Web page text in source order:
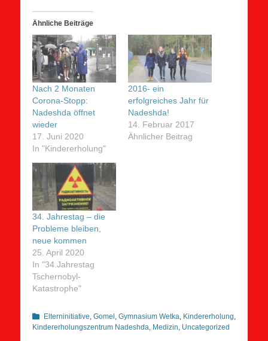
Ähnliche Beiträge
Nach 2 Monaten
Corona-Stopp:
Nadeshda öffnet
wieder
17. Juni 2020
In "Kindererholung"
2016- ein
erfolgreiches Jahr für
Nadeshda!
14. Februar 2017
Ähnlicher Beitrag
34. Jahrestag – die
Probleme bleiben,
neue kommen
25. April 2020
In "34.Jahrestag
Tschernobyl-
Katastrophe"
Kategorien
Elterninitiative, Gomel , Gymnasium Wetka, Kindererholung,
Kindererholungszentrum Nadeshda, Medizin, Uncategorized